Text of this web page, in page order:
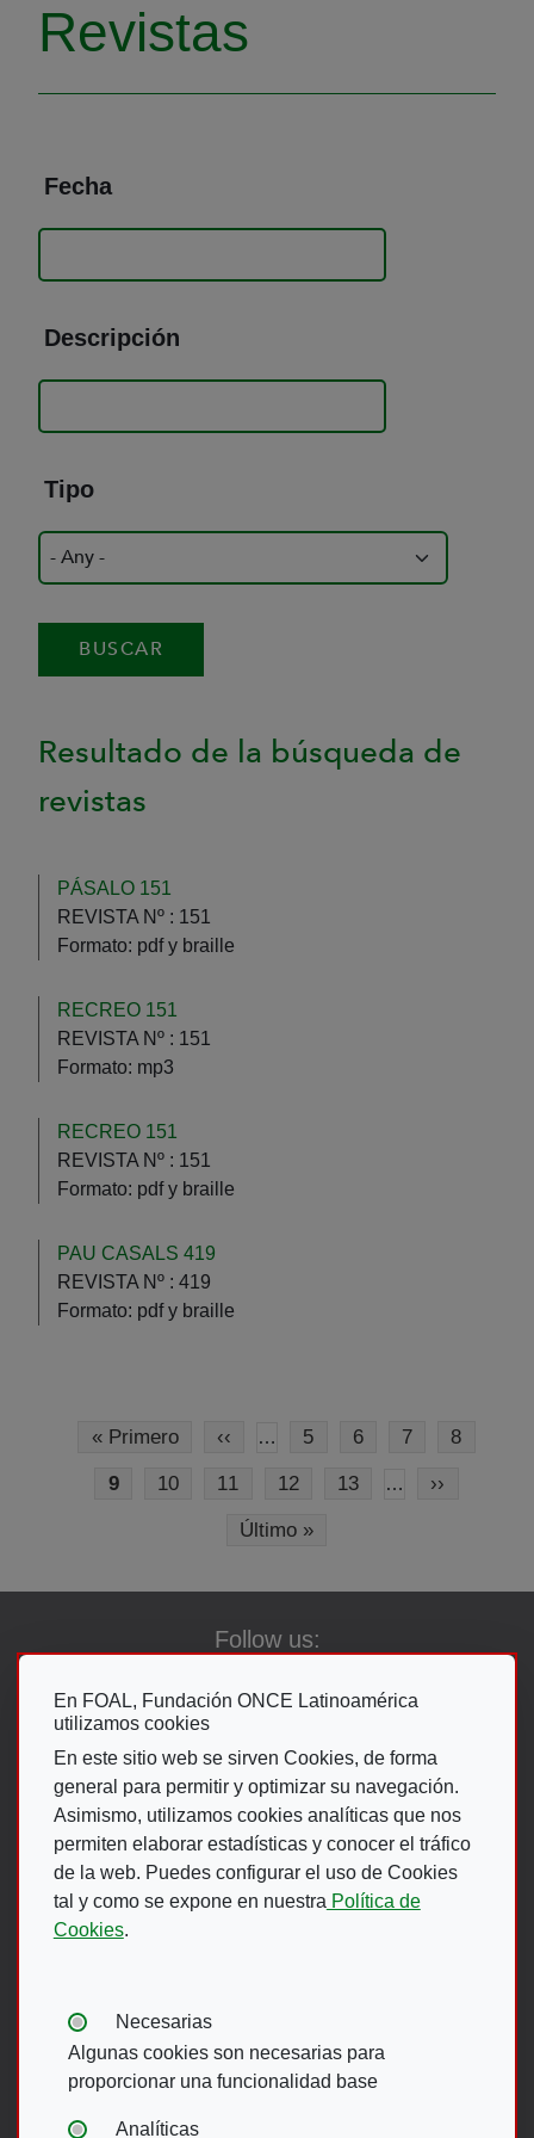
En FOAL, Fundación ONCE Latinoamérica
utilizamos cookies
En este sitio web se sirven Cookies, de forma
general para permitir y optimizar su navegación.
Asimismo, utilizamos cookies analíticas que nos
permiten elaborar estadísticas y conocer el tráfico
de la web. Puedes configurar el uso de Cookies
tal y como se expone en nuestra Política de
Cookies.
Tipos de cookies:
Necesarias
Algunas cookies son necesarias para
proporcionar una funcionalidad base
Analíticas
Revistas
Fecha
Descripción
Tipo
Resultado de la búsqueda de
revistas
PÁSALO 151
REVISTA Nº : 151
Formato: pdf y braille
RECREO 151
REVISTA Nº : 151
Formato: mp3
RECREO 151
REVISTA Nº : 151
Formato: pdf y braille
PAU CASALS 419
REVISTA Nº : 419
Formato: pdf y braille
First page
« Primero Previous page
‹‹ … Page
5 Page
6 Page
7 Page
8
Current page
9 Page
10 Page
11 Page
12 Page
13 … Next page
››
Last page
Último »
Follow us:
Footer Menu
CANAL DE DENUNCIAS ONCE
Footer menu English